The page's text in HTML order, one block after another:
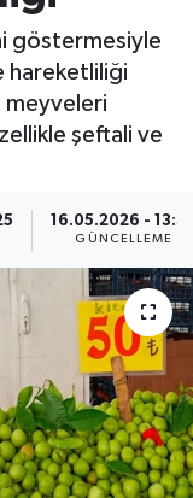
göstermesiyle
hareketliliği
meyveleri
şeftali ve
16.05.2026 -
GÜNCELLEME